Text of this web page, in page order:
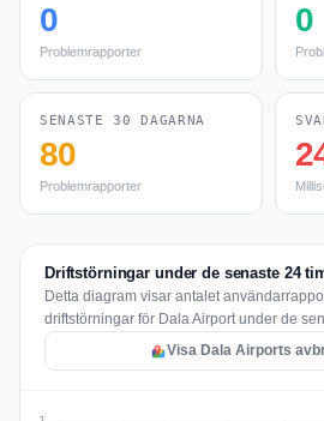
0
Problemrapporter
0
SENASTE 30 DAGARNA
80
Problemrapporter
Driftstörningar under de senaste 24
Detta diagram visar antalet
driftstörningar för Dala Airport under de
Visa Dala Airports